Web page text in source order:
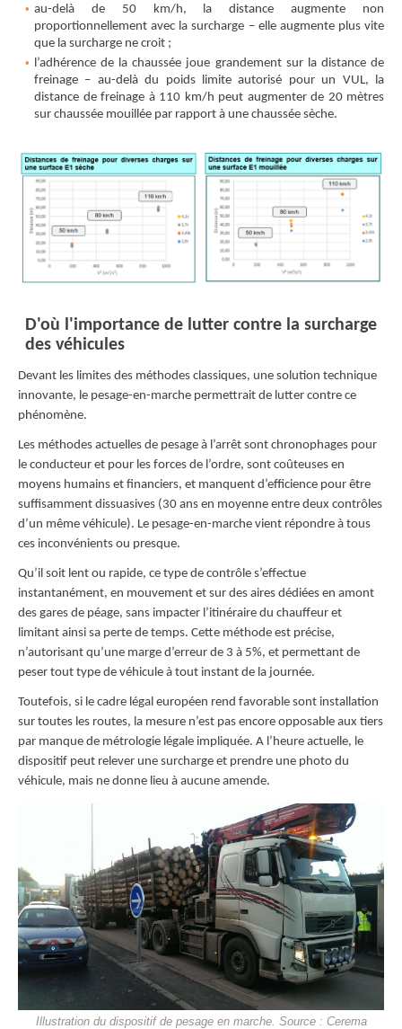
au-delà de 50 km/h, la distance augmente non
proportionnellement avec la surcharge – elle augmente plus vite
que la surcharge ne croit ;
l’adhérence de la chaussée joue grandement sur la distance de
freinage – au-delà du poids limite autorisé pour un VUL, la
distance de freinage à 110 km/h peut augmenter de 20 mètres
sur chaussée mouillée par rapport à une chaussée sèche.
D'où l'importance de lutter contre la surcharge
des véhicules
Devant les limites des méthodes classiques, une solution technique
innovante, le pesage-en-marche permettrait de lutter contre ce
phénomène.
Les méthodes actuelles de pesage à l’arrêt sont chronophages pour
le conducteur et pour les forces de l’ordre, sont coûteuses en
moyens humains et financiers, et manquent d’efficience pour être
suffisamment dissuasives (30 ans en moyenne entre deux contrôles
d’un même véhicule). Le pesage-en-marche vient répondre à tous
ces inconvénients ou presque.
Qu’il soit lent ou rapide, ce type de contrôle s’effectue
instantanément, en mouvement et sur des aires dédiées en amont
des gares de péage, sans impacter l’itinéraire du chauffeur et
limitant ainsi sa perte de temps. Cette méthode est précise,
n’autorisant qu’une marge d’erreur de 3 à 5%, et permettant de
peser tout type de véhicule à tout instant de la journée.
Toutefois, si le cadre légal européen rend favorable sont installation
sur toutes les routes, la mesure n’est pas encore opposable aux tiers
par manque de métrologie légale impliquée. A l’heure actuelle, le
dispositif peut relever une surcharge et prendre une photo du
véhicule, mais ne donne lieu à aucune amende.
Illustration du dispositif de pesage en marche. Source : Cerema